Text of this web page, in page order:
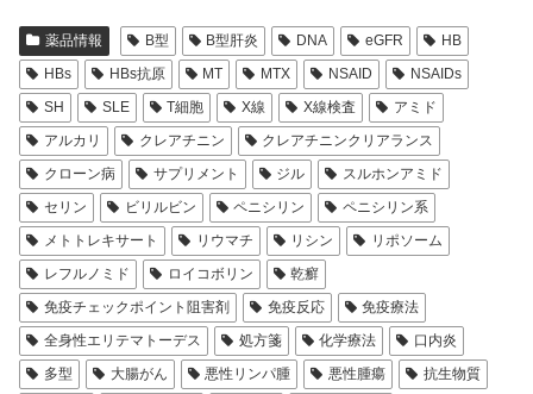
薬品情報 B型 B型肝炎 DNA eGFR
HB
HBs
HBs抗原 MT MTX NSAID
NSAIDs
SH
SLE T細胞 X線 X線検査
アミド
アルカリ
クレアチニン
クレアチニンクリアランス
クローン病
サプリメント ジル
スルホンアミド
セリン
ビリルビン ペニシリン
ペニシリン系
メトトレキサート
リウマチ リシン
リポソーム
レフルノミド
ロイコボリン
乾癬
免疫チェックポイント阻害剤
免疫反応
免疫療法
全身性エリテマトーデス
処方箋 化学療法
口内炎
多型
大腸がん 悪性リンパ腫 悪性腫瘍
抗生物質